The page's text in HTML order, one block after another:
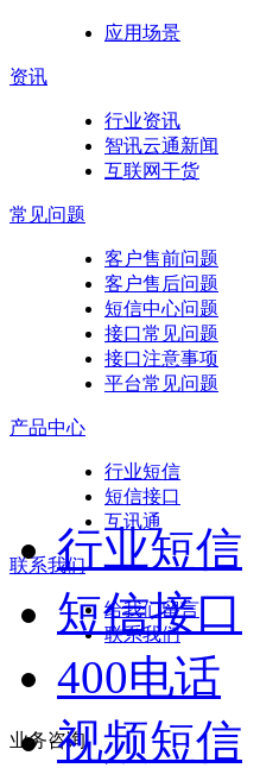
应用场景
资讯
行业资讯
智讯云通新闻
互联网干货
常见问题
客户售前问题
客户售后问题
短信中心问题
接口常见问题
接口注意事项
平台常见问题
产品中心
行业短信
短信接口
互讯通
联系我们
给我们留言
联系我们
业务咨询
行业短信
短信接口
400电话
视频短信